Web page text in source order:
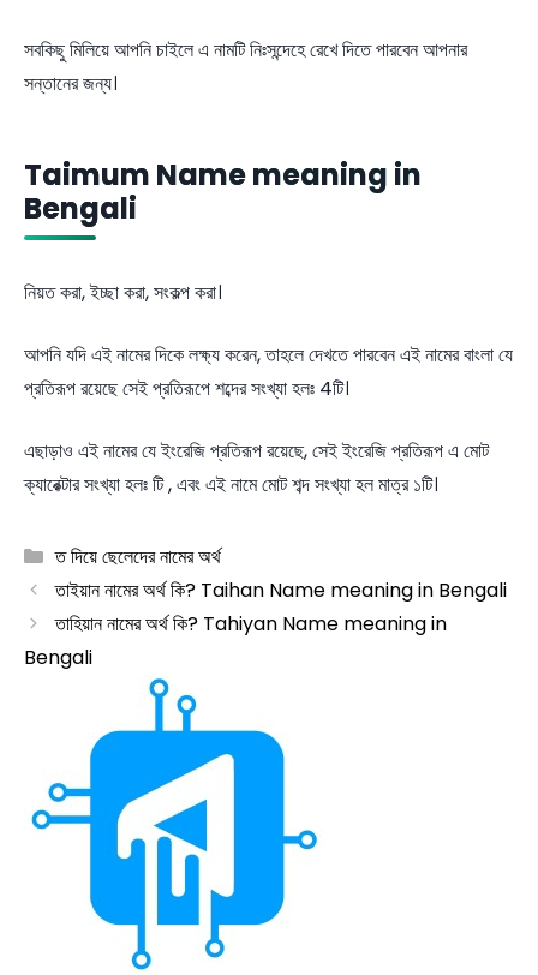
সবকিছু মিলিয়ে আপনি চাইলে এ নামটি নিঃসন্দেহে রেখে দিতে পারবেন আপনার
সন্তানের জন্য।
Taimum Name meaning in
Bengali
নিয়ত করা, ইচ্ছা করা, সংকল্প করা।
আপনি যদি এই নামের দিকে লক্ষ্য করেন, তাহলে দেখতে পারবেন এই নামের বাংলা যে
প্রতিরূপ রয়েছে সেই প্রতিরূপে শব্দের সংখ্যা হলঃ 4টি।
এছাড়াও এই নামের যে ইংরেজি প্রতিরূপ রয়েছে, সেই ইংরেজি প্রতিরূপ এ মোট
ক্যারেক্টার সংখ্যা হলঃ টি , এবং এই নামে মোট শব্দ সংখ্যা হল মাত্র ১টি।
Categories
ত দিয়ে ছেলেদের নামের অর্থ
তাইয়ান নামের অর্থ কি? Taihan Name meaning in Bengali
তাহিয়ান নামের অর্থ কি? Tahiyan Name meaning in
Bengali